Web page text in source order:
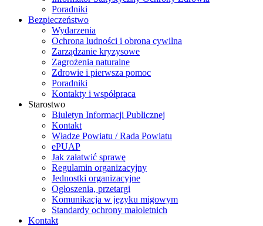
Poradniki
Bezpieczeństwo
Wydarzenia
Ochrona ludności i obrona cywilna
Zarządzanie kryzysowe
Zagrożenia naturalne
Zdrowie i pierwsza pomoc
Poradniki
Kontakty i współpraca
Starostwo
Biuletyn Informacji Publicznej
Kontakt
Władze Powiatu / Rada Powiatu
ePUAP
Jak załatwić sprawę
Regulamin organizacyjny
Jednostki organizacyjne
Ogłoszenia, przetargi
Komunikacja w języku migowym
Standardy ochrony małoletnich
Kontakt